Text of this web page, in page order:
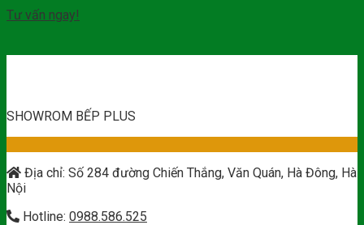
Tư vấn ngay!
SHOWROM BẾP PLUS
Địa chỉ: Số 284 đường Chiến Thắng, Văn Quán, Hà Đông, Hà
Nội
Hotline: 0988.586.525